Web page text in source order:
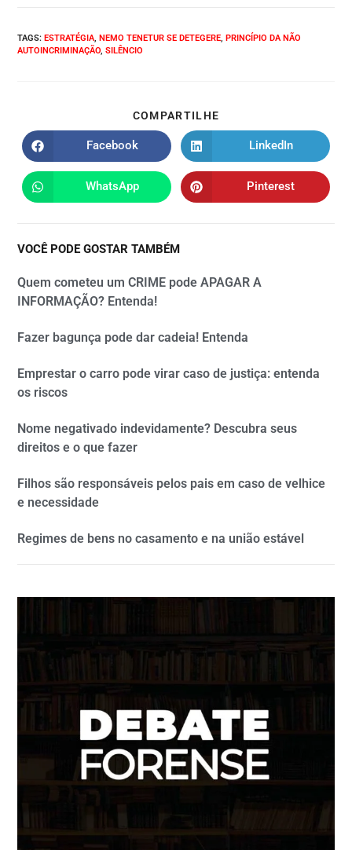
TAGS:ESTRATÉGIA, NEMO TENETUR SE DETEGERE, PRINCÍPIO DA NÃO
AUTOINCRIMINAÇÃO, SILÊNCIO
COMPARTILHE
Facebook LinkedIn
WhatsApp Pinterest
VOCÊ PODE GOSTAR TAMBÉM
Quem cometeu um CRIME pode APAGAR A
INFORMAÇÃO? Entenda!
Fazer bagunça pode dar cadeia! Entenda
Emprestar o carro pode virar caso de justiça: entenda
os riscos
Nome negativado indevidamente? Descubra seus
direitos e o que fazer
Filhos são responsáveis pelos pais em caso de velhice
e necessidade
Regimes de bens no casamento e na união estável